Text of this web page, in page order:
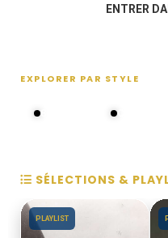
ENTRER
EXPLORER PAR STYLE
SÉLECTIONS &
PLAYLIST